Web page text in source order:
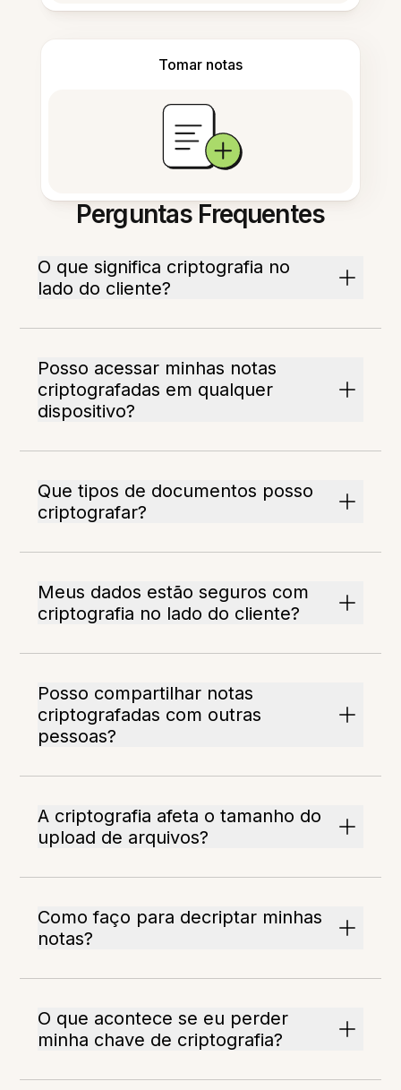
Tomar notas
Perguntas Frequentes
O que significa criptografia no
lado do cliente?
Posso acessar minhas notas
criptografadas em qualquer
dispositivo?
Que tipos de documentos posso
criptografar?
Meus dados estão seguros com
criptografia no lado do cliente?
Posso compartilhar notas
criptografadas com outras
pessoas?
A criptografia afeta o tamanho do
upload de arquivos?
Como faço para decriptar minhas
notas?
O que acontece se eu perder
minha chave de criptografia?